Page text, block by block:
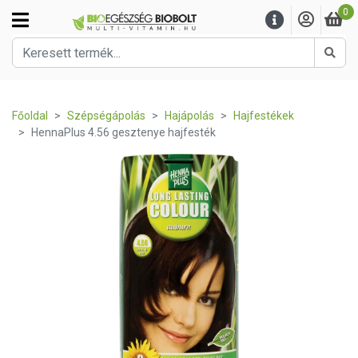
0
Főoldal Szépségápolás Hajápolás
Hajfestékek
HennaPlus 4.56 gesztenye hajfesték